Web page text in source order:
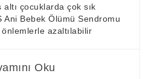
altı çocuklarda çok sık
Ani Bebek Ölümü Sendromu
önlemlerle azaltılabilir
Oku